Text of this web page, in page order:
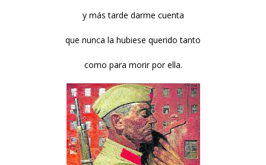
y más tarde darme cuenta
que nunca la hubiese querido tanto
como para morir por ella.